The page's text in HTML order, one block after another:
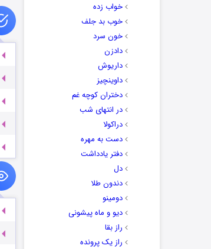
خواب زده
خوب بد جلف
خون سرد
دادزن
داریوش
داوینچیز
دختران کوچه غم
در انتهای شب
دراکولا
دست به مهره
دفتر یادداشت
دل
دندون طلا
دومینو
دیو و ماه پیشونی
راز بقا
راز یک پرونده